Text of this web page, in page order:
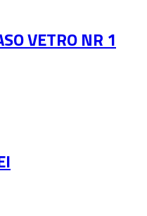
VETRO NR 1